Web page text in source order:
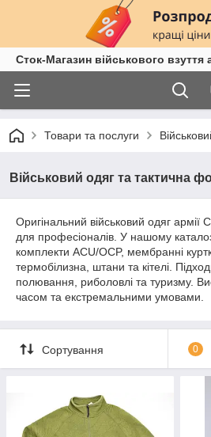
Сток-Магазин військового взуття
Товари та послуги
Військовий одяг та тактична
Оригінальний військовий одяг
для професіоналів. У нашому
комплекти ACU/OCP, мембранні
термобілизна, штани та кітелі.
полювання, риболовлі та туризму.
часом та екстремальними умовами.
Сортування 0